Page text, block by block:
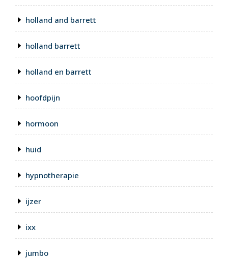
holland and barrett
holland barrett
holland en barrett
hoofdpijn
hormoon
huid
hypnotherapie
ijzer
ixx
jumbo